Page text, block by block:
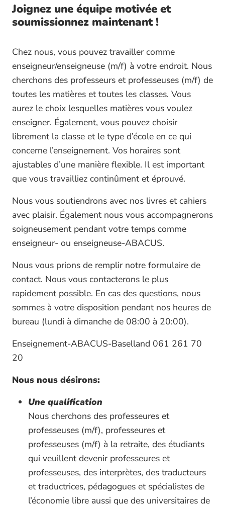
Joignez une équipe motivée et
soumissionnez maintenant !
Chez nous, vous pouvez travailler comme
enseigneur/enseigneuse (m/f) à votre endroit. Nous
cherchons des professeurs et professeuses (m/f) de
toutes les matières et toutes les classes. Vous
aurez le choix lesquelles matières vous voulez
enseigner. Également, vous pouvez choisir
librement la classe et le type d’école en ce qui
concerne l’enseignement. Vos horaires sont
ajustables d’une manière flexible. Il est important
que vous travailliez continûment et éprouvé.
Nous vous soutiendrons avec nos livres et cahiers
avec plaisir. Également nous vous accompagnerons
soigneusement pendant votre temps comme
enseigneur- ou enseigneuse-ABACUS.
Nous vous prions de remplir notre formulaire de
contact. Nous vous contacterons le plus
rapidement possible. En cas des questions, nous
sommes à votre disposition pendant nos heures de
bureau (lundi à dimanche de 08:00 à 20:00).
Enseignement-ABACUS-Baselland 061 261 70
20
Nous nous désirons:
Une qualification
Nous cherchons des professeures et
professeuses (m/f), professeures et
professeuses (m/f) à la retraite, des étudiants
qui veuillent devenir professeures et
professeuses, des interprètes, des traducteurs
et traductrices, pédagogues et spécialistes de
l’économie libre aussi que des universitaires de